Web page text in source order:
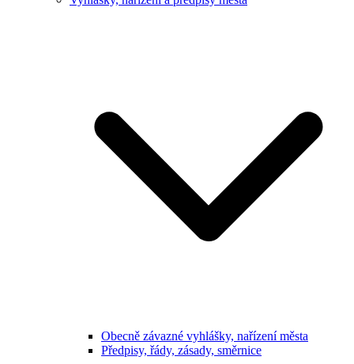
Obecně závazné vyhlášky, nařízení města
Předpisy, řády, zásady, směrnice